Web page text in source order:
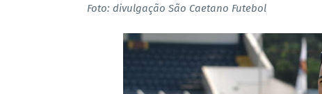
Foto: divulgação São Caetano Futebol